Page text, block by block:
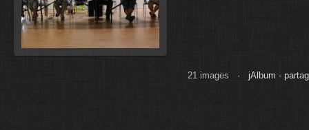
21 images · jAlbum -